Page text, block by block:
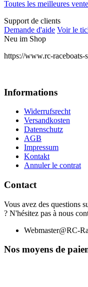
Toutes les meilleures
Support de clients
Demande d'aide Voir le
Neu im Shop
https://www.rc-raceboats-
Informations
Widerrufsrecht
Versandkosten
Datenschutz
AGB
Impressum
Kontakt
Annuler le contrat
Contact
Vous avez des questions
? N'hésitez pas à nous
Webmaster@RC-
Nos moyens de